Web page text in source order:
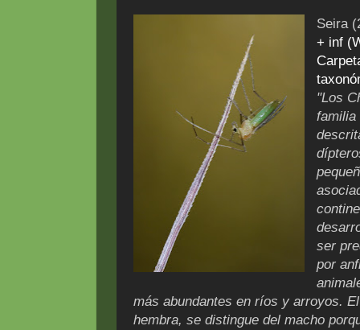
Seira
+ inf
"Los
familia
ser
por
más abundantes en ríos y arroyos.
hembra, se distingue del macho